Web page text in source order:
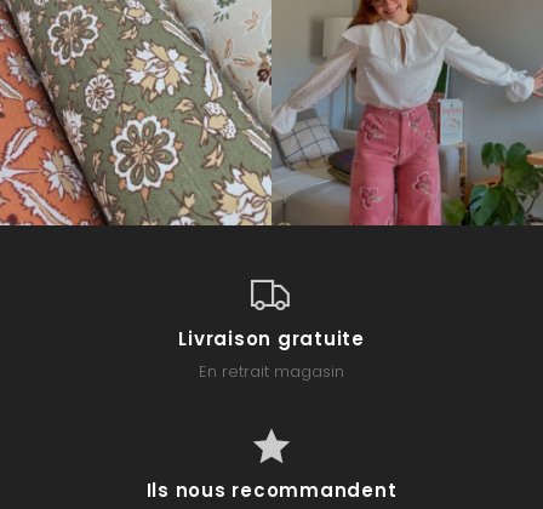
Livraison gratuite
En retrait magasin
Ils nous recommandent